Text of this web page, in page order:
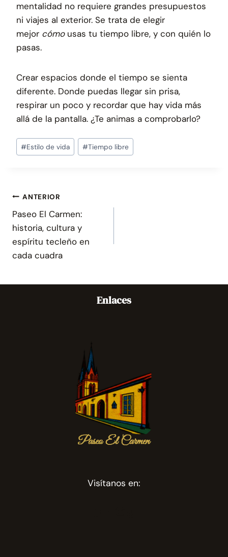
mentalidad no requiere grandes presupuestos
ni viajes al exterior. Se trata de elegir
mejor cómousas tu tiempo libre, y con quién lo
pasas.
Crear espacios donde el tiempo se sienta
diferente. Donde puedas llegar sin prisa,
respirar un poco y recordar que hay vida más
allá de la pantalla. ¿Te animas a comprobarlo?
Etiquetas
de
#Estilo de vida #Tiempo libre
Navegación
de
entradas
ANTERIOR
Paseo El Carmen:
historia, cultura y
espíritu tecleño en
cada cuadra
Enlaces
Visítanos en: